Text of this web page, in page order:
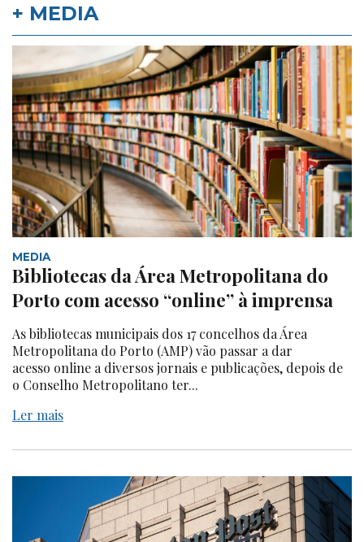
+ MEDIA
MEDIA
Bibliotecas da Área Metropolitana do
Porto com acesso “online” à imprensa
As bibliotecas municipais dos 17 concelhos da Área
Metropolitana do Porto (AMP) vão passar a dar
acesso online a diversos jornais e publicações, depois de
o Conselho Metropolitano ter...
Ler mais